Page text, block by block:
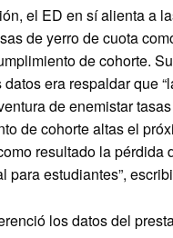
el ED en sí alienta a
de yerro de cuota
de cohorte.
era respaldar que
de enemistar
de cohorte altas el
resultado la pérdida
para estudiantes”,
los datos del